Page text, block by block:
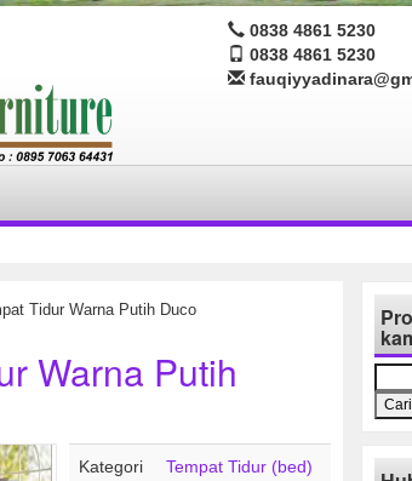
0838 4861 5230
0838 4861 5230
Tidur Warna Putih Duco
Warna Putih
Kategori Tempat Tidur (bed)